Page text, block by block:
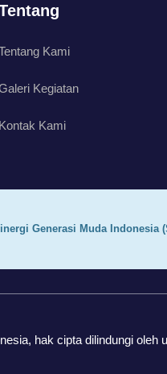
Kami
Kegiatan
Kontak Kami
Generasi Muda
hak cipta dilindungi oleh